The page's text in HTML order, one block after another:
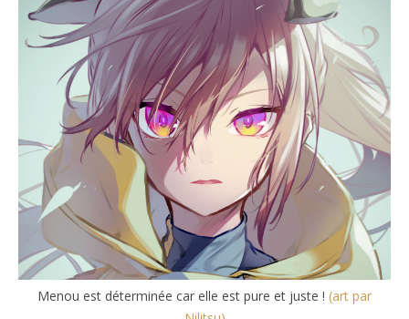
Menou est déterminée car elle est pure et juste ! (art par